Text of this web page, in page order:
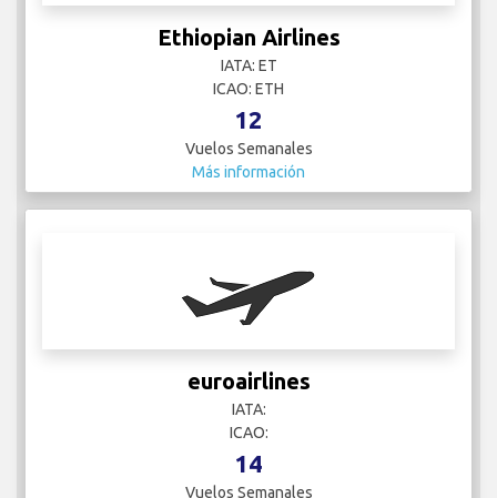
Ethiopian Airlines
IATA: ET
ICAO: ETH
12
Vuelos Semanales
Más información
euroairlines
IATA:
ICAO:
14
Vuelos Semanales